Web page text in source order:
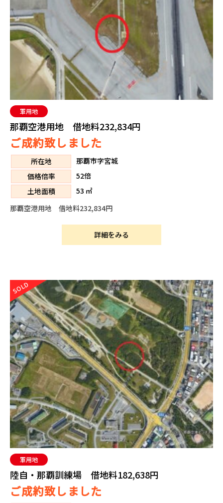
軍用地
那覇空港用地 借地料232,834円
ご成約致しました
所在地
那覇市字宮城
価格倍率
52倍
土地面積
53 ㎡
那覇空港用地 借地料232,834円
詳細をみる
SOLD
軍用地
陸自・那覇訓練場 借地料182,638円
ご成約致しました